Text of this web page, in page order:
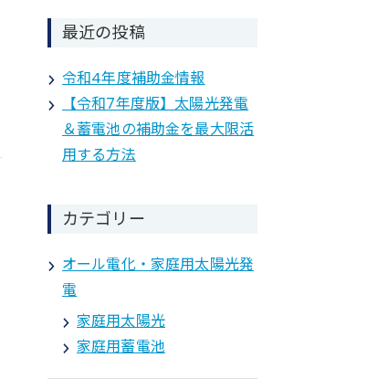
最近の投稿
令和4年度補助金情報
【令和7年度版】太陽光発電
＆蓄電池の補助金を最大限活
用する方法
カテゴリー
オール電化・家庭用太陽光発
電
家庭用太陽光
家庭用蓄電池